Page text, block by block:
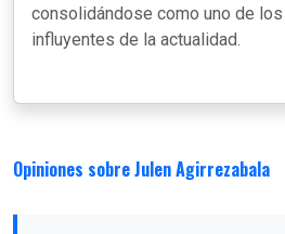
consolidándose como uno de
influyentes de la actualidad.
Opiniones sobre Julen Agirrezabala